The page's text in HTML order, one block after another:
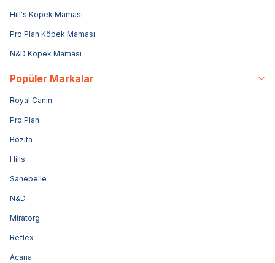
Hill's Köpek Maması
Pro Plan Köpek Maması
N&D Köpek Maması
Popüler Markalar
Royal Canin
Pro Plan
Bozita
Hills
Sanebelle
N&D
Miratorg
Reflex
Acana